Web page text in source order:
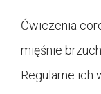
Ćwiczenia
mięśnie
Regularne ich